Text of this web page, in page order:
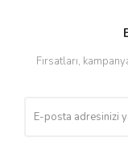
Fırsatları,